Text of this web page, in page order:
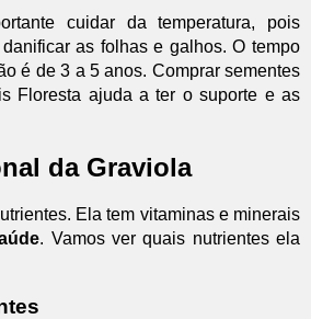
cuidar da temperatura, pois
as folhas e galhos. O tempo
é de 3 a 5 anos. Comprar sementes
Floresta ajuda a ter o suporte e as
da Graviola
Ela tem vitaminas e minerais
. Vamos ver quais nutrientes ela